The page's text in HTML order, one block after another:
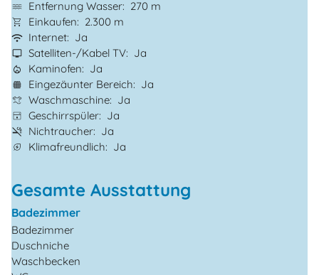
Entfernung Wasser
270 m
Einkaufen
2.300 m
Internet
Ja
Satelliten-/Kabel TV
Ja
Kaminofen
Ja
Eingezäunter Bereich
Ja
Waschmaschine
Ja
Geschirrspüler
Ja
Nichtraucher
Ja
Klimafreundlich
Ja
Gesamte Ausstattung
Badezimmer
Badezimmer
Duschniche
Waschbecken